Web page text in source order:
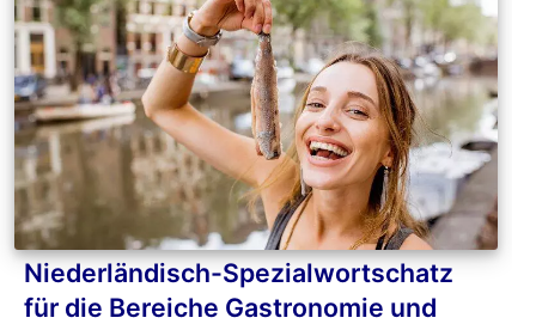
Niederländisch-Spezialwortschatz
für die Bereiche Gastronomie und